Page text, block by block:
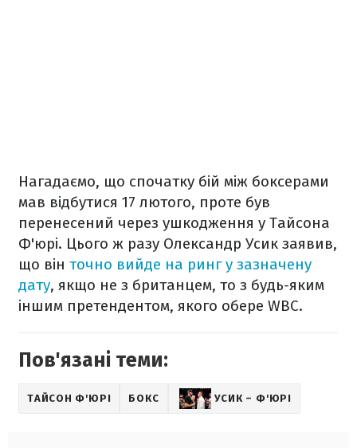
Нагадаємо, що спочатку бій між боксерами
мав відбутися 17 лютого, проте був
перенесений через ушкодження у Тайсона
Ф'юрі. Цього ж разу Олександр Усик заявив,
що він точно вийде на ринг у зазначену
дату, якщо не з британцем, то з будь-яким
іншим претендентом, якого обере WBC.
Пов'язані теми:
ТАЙСОН Ф'ЮРІ БОКС УСИК – Ф'ЮРІ